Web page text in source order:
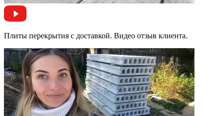
Плиты перекрытия с доставкой. Видео отзыв клиента.